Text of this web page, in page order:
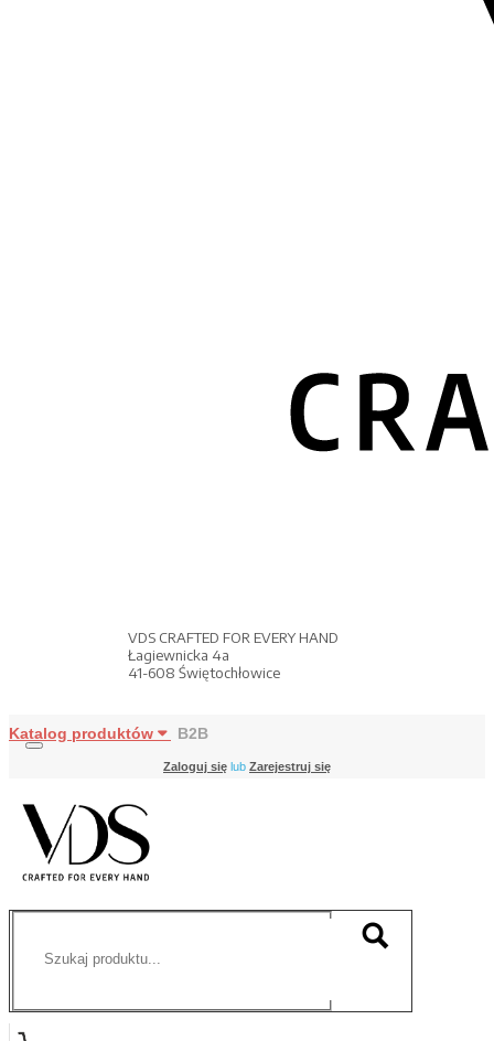
VDS CRAFTED FOR EVERY HAND
Łagiewnicka 4a
41-608 Świętochłowice
Katalog produktów B2B
Zaloguj się lub Zarejestruj się